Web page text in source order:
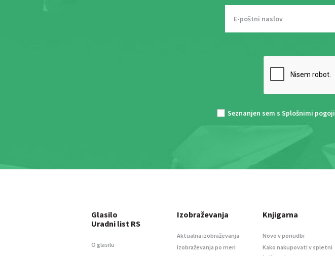
Seznanjen sem s Splošnimi pogoji
Glasilo
Uradni list RS
O glasilu
Izobraževanja
Aktualna izobraževanja
Izobraževanja po meri
Knjigarna
Novo v ponudbi
Kako nakupovati v spletni